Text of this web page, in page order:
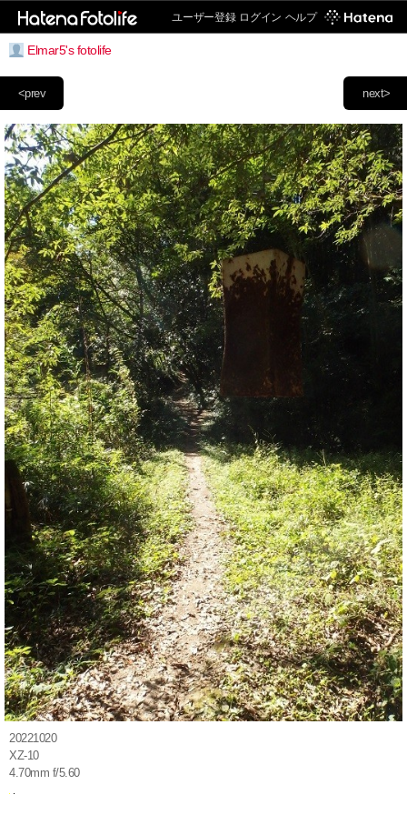
ユーザー登録 ログイン ヘルプ
Elmar5's fotolife
next>
<prev
20221020
XZ-10
4.70mm f/5.60